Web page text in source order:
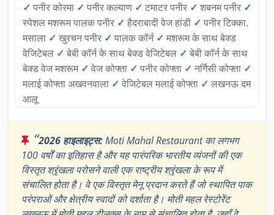
✓ पनीर कोरमा ✓ पनीर कल्याण ✓ टमाटर पनीर ✓ शबनम पनीर ✓
स्पेशल मशरूम पालक पनीर ✓ हैदराबादी वेज हांडी ✓ पनीर टिक्का.
मसाला ✓ खुरचन पनीर ✓ पालक कॉर्न ✓ मशरूम के साथ बेक्ड
वेजिटेबल ✓ बेबी कॉर्न के साथ बेक्ड वेजिटेबल ✓ बेबी कॉर्न के साथ
बेक्ड वेज मशरूम ✓ वेज कोफ्ता ✓ पनीर कोफ्ता ✓ नर्गिसी कोफ्ता ✓
मलाई कोफ्ता अखवनवाला ✓ वेजिटेबल मलाई कोफ्ता ✓ लखनऊ दम
आलू
“2026 हाइलाइट्स:Moti Mahal Restaurant का लगभग
100 वर्षों का इतिहास है और यह पारंपरिक भारतीय व्यंजनों की एक
विस्तृत श्रृंखला परोसने वाली एक राष्ट्रीय श्रृंखला के रूप में
संचालित होता है। वे एक विस्तृत मेनू प्रदान करते हैं जो स्थापित पाक
परंपराओं और क्षेत्रीय स्वादों को दर्शाता है। मोती महल रेस्टोरेंट